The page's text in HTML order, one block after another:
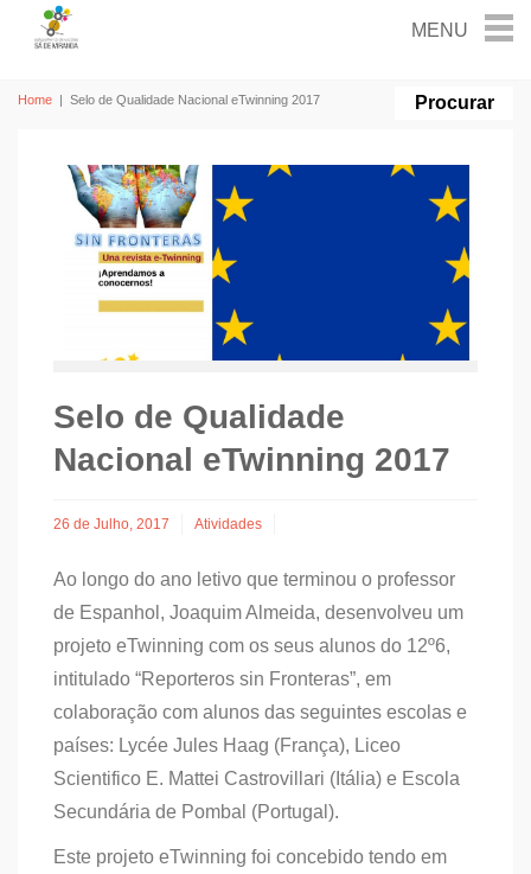
Home | Selo de Qualidade Nacional eTwinning 2017
Selo de Qualidade
Nacional eTwinning 2017
26 de Julho, 2017 Atividades
Ao longo do ano letivo que terminou o professor
de Espanhol, Joaquim Almeida, desenvolveu um
projeto eTwinning com os seus alunos do 12º6,
intitulado “Reporteros sin Fronteras”, em
colaboração com alunos das seguintes escolas e
países: Lycée Jules Haag (França), Liceo
Scientifico E. Mattei Castrovillari (Itália) e Escola
Secundária de Pombal (Portugal).
Este projeto eTwinning foi concebido tendo em